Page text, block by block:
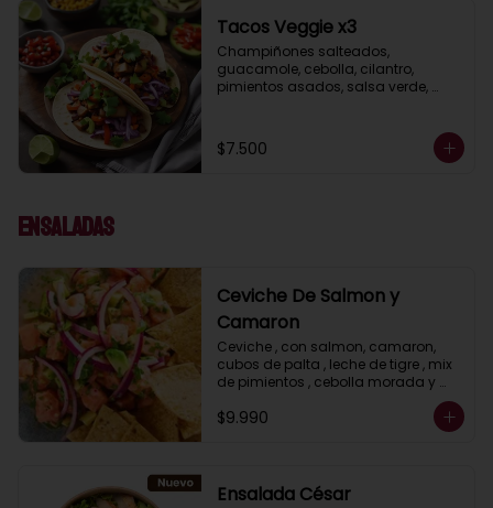
Tacos Veggie x3
Champiñones salteados,
guacamole, cebolla, cilantro,
pimientos asados, salsa verde,
$7.500
Ensaladas
Ceviche De Salmon y
Camaron
Ceviche , con salmon, camaron,
cubos de palta , leche de tigre , mix
de pimientos , cebolla morada y
cilantro acompañdos con nachos.
$9.990
Ensalada César